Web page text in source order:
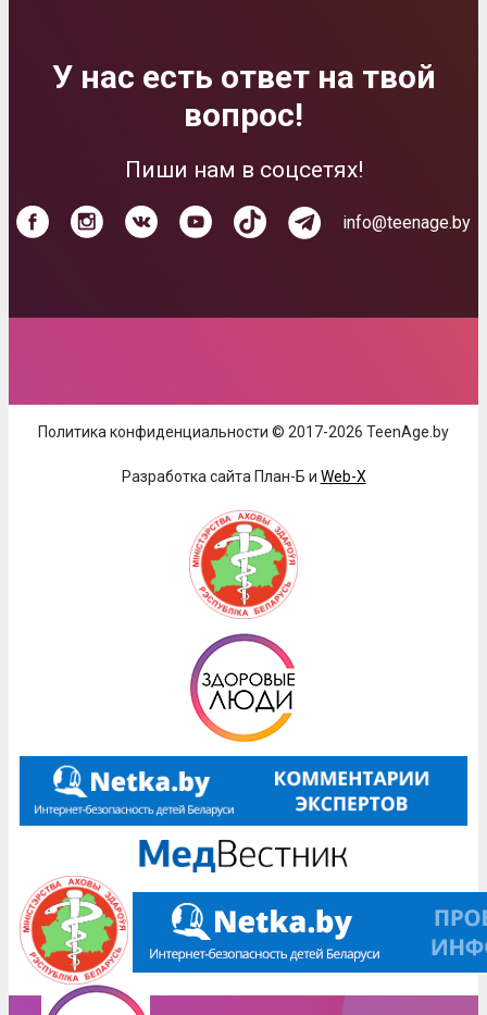
У нас есть ответ на твой
вопрос!
Пиши нам в соцсетях!
info@teenage.by
Политика конфиденциальности © 2017-2026 TeenAge.by
Разработка сайта План-Б и Web-X